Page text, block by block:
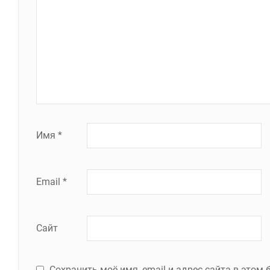
Имя *
Email *
Сайт